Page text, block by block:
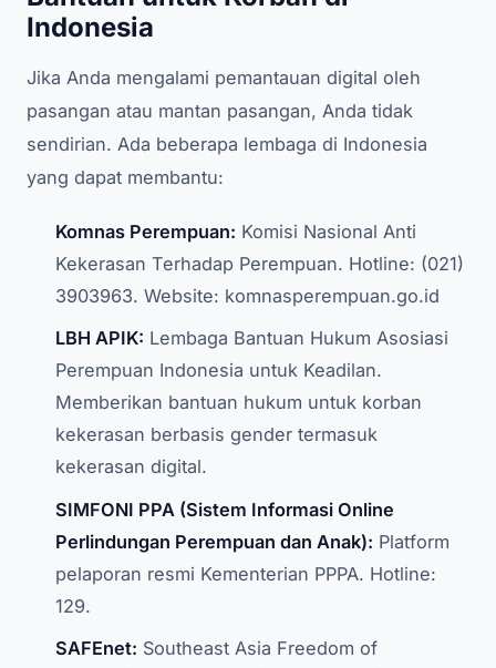
Indonesia
Jika Anda mengalami pemantauan digital oleh
pasangan atau mantan pasangan, Anda tidak
sendirian. Ada beberapa lembaga di Indonesia
yang dapat membantu:
Komnas Perempuan: Komisi Nasional Anti
Kekerasan Terhadap Perempuan. Hotline: (021)
3903963. Website: komnasperempuan.go.id
LBH APIK: Lembaga Bantuan Hukum Asosiasi
Perempuan Indonesia untuk Keadilan.
Memberikan bantuan hukum untuk korban
kekerasan berbasis gender termasuk
kekerasan digital.
SIMFONI PPA (Sistem Informasi Online
Perlindungan Perempuan dan Anak): Platform
pelaporan resmi Kementerian PPPA. Hotline:
129.
SAFEnet: Southeast Asia Freedom of